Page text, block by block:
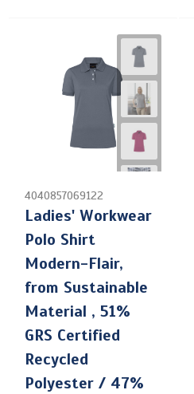
4040857069122
Ladies' Workwear
Polo Shirt
Modern-Flair,
from Sustainable
Material , 51%
GRS Certified
Recycled
Polyester / 47%